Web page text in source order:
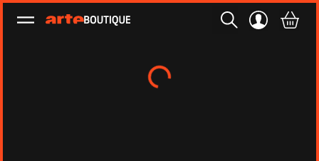
Ouvrir le menu